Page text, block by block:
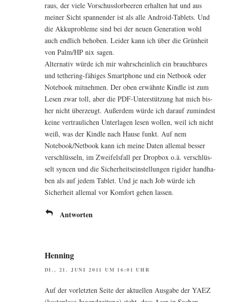
raus, der vie­le Vor­schuss­lor­bee­ren erhal­ten hat und aus
mei­ner Sicht span­nen­der ist als alle Android-Tablets. Und
die Akku­pro­ble­me sind bei der neu­en Gene­ra­ti­on wohl
auch end­lich beho­ben. Lei­der kann ich über die Grün­heit
von Palm/HP nix sagen.
Alter­na­tiv wür­de ich mir wahr­schein­lich ein brauch­ba­res
und tethe­ring-fähi­ges Smart­phone und ein Net­book oder
Note­book mit­neh­men. Der oben erwähn­te Kind­le ist zum
Lesen zwar toll, aber die PDF-Unter­stüt­zung hat mich bis­
her nicht über­zeugt. Außer­dem wür­de ich dar­auf zumin­dest
kei­ne ver­trau­li­chen Unter­la­gen lesen wol­len, weil ich nicht
weiß, was der Kind­le nach Hau­se funkt. Auf nem
Notebook/Netbook kann ich mei­ne Daten alle­mal bes­ser
ver­schlüs­seln, im Zwei­fels­fall per Drop­box o.ä. ver­schlüs­
selt syn­cen und die Sicher­heits­ein­stel­lun­gen rigi­der hand­ha­
ben als auf jedem Tablet. Und je nach Job wür­de ich
Sicher­heit alle­mal vor Kom­fort gehen lassen.
Antworten
Henning
DI., 21. JUNI 2011 UM 16:01 UHR
Auf der vor­letz­ten Sei­te der aktu­el­len Aus­ga­be der YAEZ